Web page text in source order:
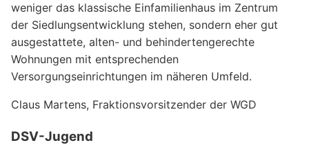
weniger das klassische Einfamilienhaus im Zentrum
der Siedlungsentwicklung stehen, sondern eher gut
ausgestattete, alten- und behindertengerechte
Wohnungen mit entsprechenden
Versorgungseinrichtungen im näheren Umfeld.
Claus Martens, Fraktionsvorsitzender der WGD
DSV-Jugend